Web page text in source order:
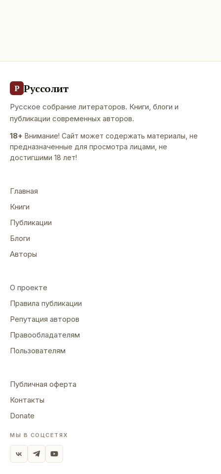
Р Руссолит
Русское собрание литераторов. Книги, блоги и
публикации современных авторов.
18+ Внимание! Сайт может содержать материалы, не
предназначенные для просмотра лицами, не
достигшими 18 лет!
Главная
Книги
Публикации
Блоги
Авторы
О проекте
Правила публикации
Репутация авторов
Правообладателям
Пользователям
Публичная оферта
Контакты
Donate
МЫ В СОЦСЕТЯХ